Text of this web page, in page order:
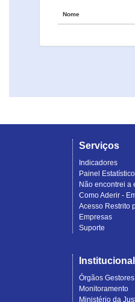
Nome
Serviços
Indicadores
Painel Estatístico
Não encontrei a
Como Aderir -
Acesso Restrito
Empresas
Suporte
Institucional
Órgãos
Monitoramento
Ministério da